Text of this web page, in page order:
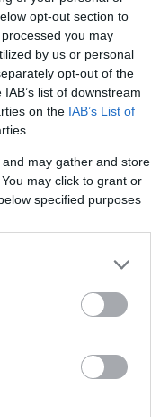
opt-out section to
you may
by us or personal
opt-out of the
list of downstream
on the IAB’s List of
may gather and store
may click to grant or
specified purposes